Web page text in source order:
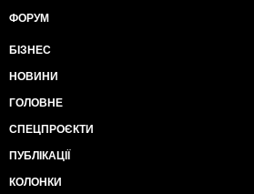
ФОРУМ
БІЗНЕС
НОВИНИ
ГОЛОВНЕ
СПЕЦПРОЄКТИ
ПУБЛІКАЦІЇ
КОЛОНКИ